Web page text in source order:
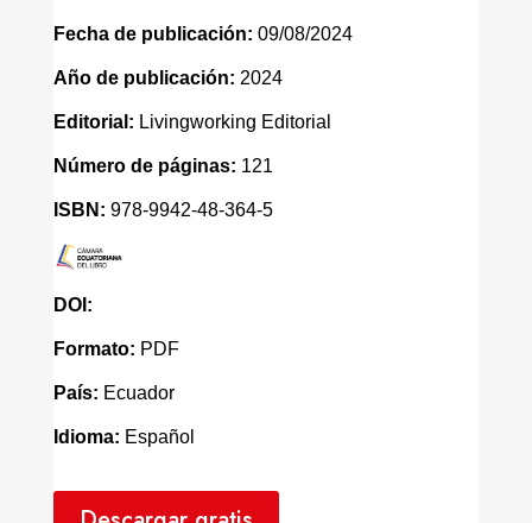
Fecha de publicación: 09/08/2024
Año de publicación: 2024
Editorial: Livingworking Editorial
Número de páginas: 121
ISBN: 978-9942-48-364-5
DOI:
Formato: PDF
País: Ecuador
Idioma: Español